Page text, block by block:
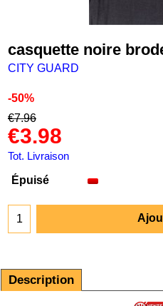
casquette noire
CITY GUARD
-50%
€7.96
€3.98
Tot. Livraison
Épuisé
Description